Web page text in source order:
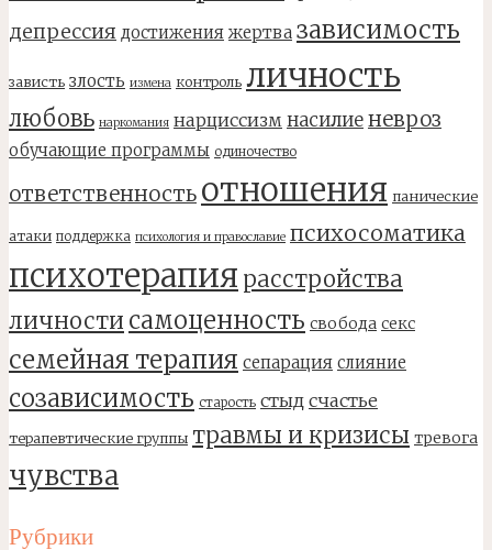
депрессия достижения жертва зависимость
зависть злость измена контроль личность
любовь наркомания нарциссизм насилиеневроз
обучающие программы одиночество
ответственность отношения панические
атаки поддержка психология и православие психосоматика
психотерапия расстройства
личности самоценность свобода секс
семейная терапия сепарация слияние
созависимость старость стыд счастье
терапевтические группы травмы и кризисы тревога
чувства
Рубрики